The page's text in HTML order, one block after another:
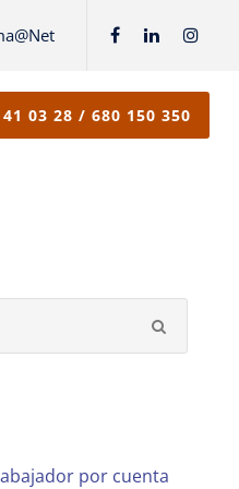
03 28 / 680 150 350
por cuenta